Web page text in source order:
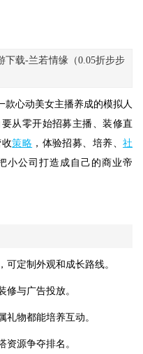
下载-兰若情缘（0.05折步步
款心动美女主播养成的模拟人
从零开始招募主播、装修直
收策略 ，体验招募、培养、社
小公司打造成自己的商业帝
定制外观和成长路线。
修与广告投放。
礼物都能培养互动。
资源争夺排名。